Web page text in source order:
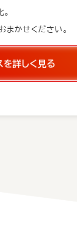
まかせください。
詳しく見る